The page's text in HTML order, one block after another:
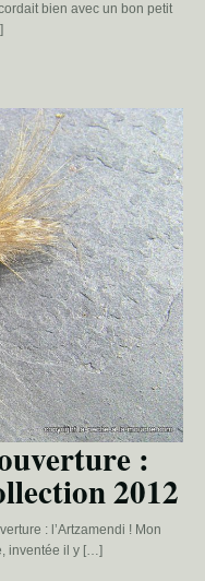
bien avec un bon petit
:
2012
: l’Artzamendi ! Mon
inventée il y […]